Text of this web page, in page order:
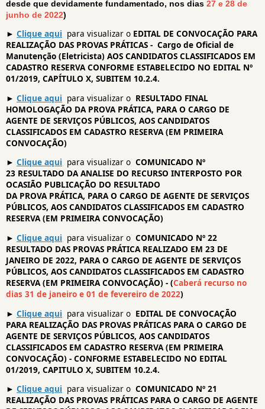
desde que devidamente fundamentado, nos dias 27 e 28 de
junho de 2022)
► Clique aqui para visualizar o EDITAL DE CONVOCAÇÃO PARA
REALIZAÇÃO DAS PROVAS PRÁTICAS - Cargo de Oficial de
Manutenção (Eletricista) AOS CANDIDATOS CLASSIFICADOS EM
CADASTRO RESERVA CONFORME ESTABELECIDO NO EDITAL Nº
01/2019, CAPÍTULO X, SUBITEM 10.2.4.
► Clique aqui para visualizar o RESULTADO FINAL
HOMOLOGAÇÃO DA PROVA PRÁTICA, PARA O CARGO DE
AGENTE DE SERVIÇOS PÚBLICOS, AOS CANDIDATOS
CLASSIFICADOS EM CADASTRO RESERVA (EM PRIMEIRA
CONVOCAÇÃO)
► Clique aqui para visualizar o COMUNICADO Nº
23 RESULTADO DA ANALISE DO RECURSO INTERPOSTO POR
OCASIÃO PUBLICAÇÃO DO RESULTADO
DA PROVA PRÁTICA, PARA O CARGO DE AGENTE DE SERVIÇOS
PÚBLICOS, AOS CANDIDATOS CLASSIFICADOS EM CADASTRO
RESERVA (EM PRIMEIRA CONVOCAÇÃO)
► Clique aqui para visualizar o COMUNICADO Nº 22
RESULTADO DAS PROVAS PRÁTICA REALIZADO EM 23 DE
JANEIRO DE 2022, PARA O CARGO DE AGENTE DE SERVIÇOS
PÚBLICOS, AOS CANDIDATOS CLASSIFICADOS EM CADASTRO
RESERVA (EM PRIMEIRA CONVOCAÇÃO) - (Caberá recurso no
dias 31 de janeiro e 01 de fevereiro de 2022)
► Clique aqui para visualizar o EDITAL DE CONVOCAÇÃO
PARA REALIZAÇÃO DAS PROVAS PRÁTICAS PARA O CARGO DE
AGENTE DE SERVIÇOS PÚBLICOS, AOS CANDIDATOS
CLASSIFICADOS EM CADASTRO RESERVA (EM PRIMEIRA
CONVOCAÇÃO) - CONFORME ESTABELECIDO NO EDITAL
01/2019, CAPITULO X, SUBITEM 10.2.4.
► Clique aqui para visualizar o COMUNICADO Nº 21
REALIZAÇÃO DAS PROVAS PRÁTICAS PARA O CARGO DE AGENTE